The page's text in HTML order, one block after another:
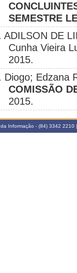
SEMESTRE
ADILSON DE
Cunha Vieira
2015.
Diogo; Edzana
COMISSÃO
2015.
Informação - (84) 3342